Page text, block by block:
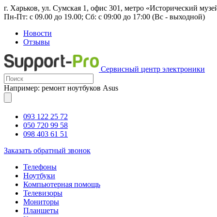
г. Харьков, ул. Сумская 1, офис 301, метро «Исторический
Пн-Пт: с 09.00 до 19.00; Сб: с 09:00 до 17:00 (Вс - выходной)
Новости
Отзывы
Сервисный центр электроники
Например: ремонт ноутбуков Asus
093 122 25 72
050 720 99 58
098 403 61 51
Заказать обратный звонок
Телефоны
Ноутбуки
Компьютерная помощь
Телевизоры
Мониторы
Планшеты